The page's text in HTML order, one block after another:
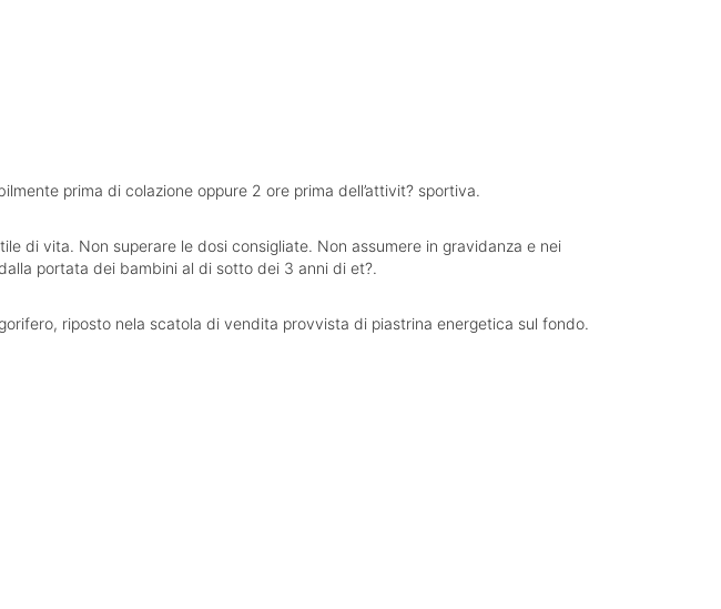
prima di colazione oppure 2 ore prima dell’attivit? sportiva.
di vita. Non superare le dosi consigliate. Non assumere in gravidanza e nei
portata dei bambini al di sotto dei 3 anni di et?.
riposto nela scatola di vendita provvista di piastrina energetica sul fondo.